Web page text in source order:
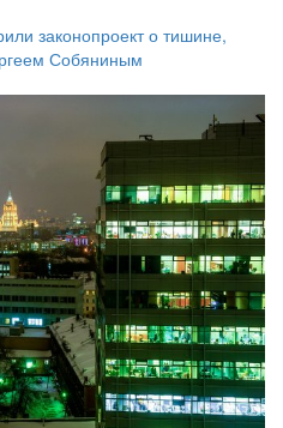
законопроект о тишине,
Собяниным